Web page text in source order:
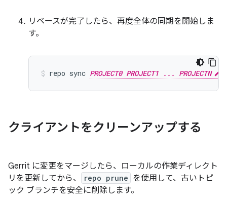
リベースが完了したら、再度全体の同期を開始しま
す。
repo sync PROJECT0 PROJECT1 ... PROJECTN
クライアントをクリーンアップする
Gerrit に変更をマージしたら、ローカルの作業ディレクト
リを更新してから、
repo prune を使用して、古いトピ
ック ブランチを安全に削除します。